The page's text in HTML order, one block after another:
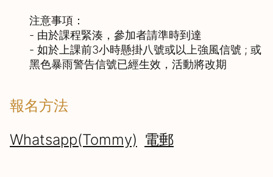
注意事項：
- 由於課程緊湊，參加者請準時到達
- 如於上課前3小時懸掛八號或以上強風信號 ; 或
黑色暴雨警告信號已經生效，活動將改期
報名方法
Whatsapp(Tommy) 電郵